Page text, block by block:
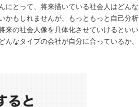
にとって、将来描いている社会人はどんな
かもしれませんが、もっともっと自己分析
来の社会人像を具体化させていけるといい
なタイプの会社が自分に合っているか、